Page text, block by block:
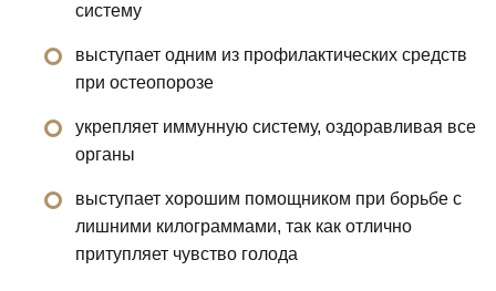
систему
выступает одним из профилактических средств
при остеопорозе
укрепляет иммунную систему, оздоравливая все
органы
выступает хорошим помощником при борьбе с
лишними килограммами, так как отлично
притупляет чувство голода